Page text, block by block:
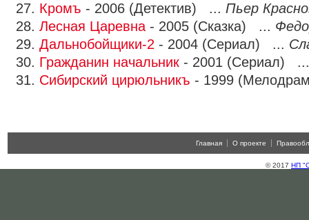
27. Кромъ - 2006 (Детектив) ... Пьер
28. Лесная Царевна - 2005 (Сказка) ...
29. Дальнобойщики-2 - 2004 (Сериал) ...
30. Гражданин начальник - 2001 (Сериал)
31. Сибирский цирюльникъ - 1999
Главная О проекте
© 2017 НП